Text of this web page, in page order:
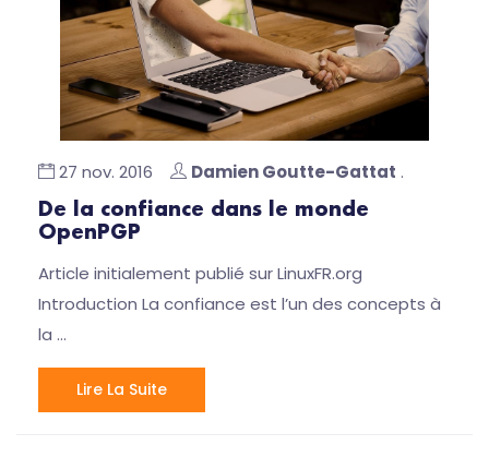
27 nov. 2016 Damien Goutte-Gattat .
De la confiance dans le monde
OpenPGP
Article initialement publié sur LinuxFR.org
Introduction La confiance est l’un des concepts à
la …
Lire La Suite